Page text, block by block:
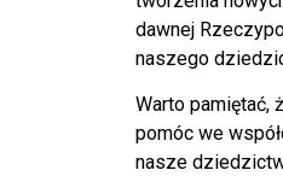
dawnej
naszego
Warto pamiętać,
pomóc we
nasze